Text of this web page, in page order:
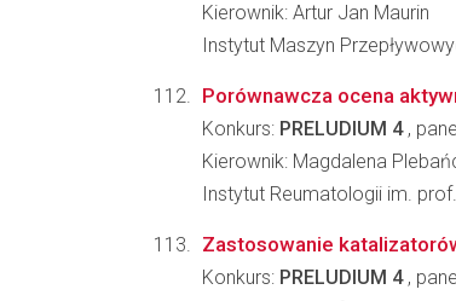
Kierownik: Artur Jan Maurin
Instytut Maszyn
Porównawcza ocena
Konkurs: PRELUDIUM 4,
Kierownik: Magdalena
Instytut Reumatologii im.
Zastosowanie
Konkurs: PRELUDIUM 4,